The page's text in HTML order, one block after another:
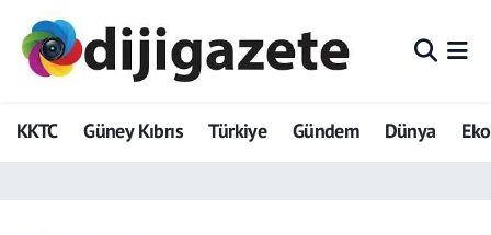
KKTC Güney Kıbrıs Türkiye Gündem Dünya
ADVERTORIAL
Dijigazete
Hava Durumu
Trafik Durumu